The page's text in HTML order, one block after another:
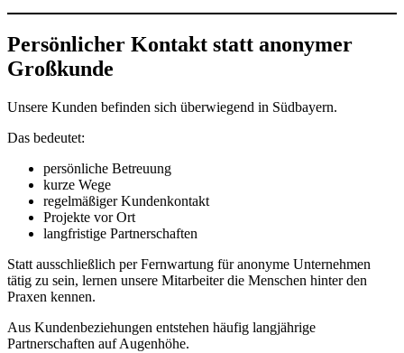
Persönlicher Kontakt statt anonymer
Großkunde
Unsere Kunden befinden sich überwiegend in Südbayern.
Das bedeutet:
persönliche Betreuung
kurze Wege
regelmäßiger Kundenkontakt
Projekte vor Ort
langfristige Partnerschaften
Statt ausschließlich per Fernwartung für anonyme Unternehmen
tätig zu sein, lernen unsere Mitarbeiter die Menschen hinter den
Praxen kennen.
Aus Kundenbeziehungen entstehen häufig langjährige
Partnerschaften auf Augenhöhe.